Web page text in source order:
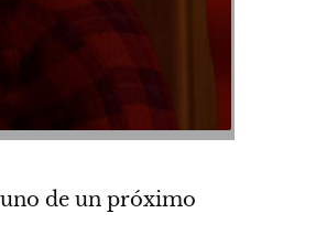
de un próximo